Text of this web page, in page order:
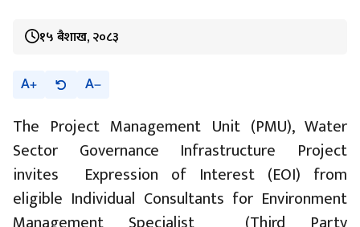
१५ बैशाख, २०८३
A A
The Project Management Unit (PMU), Water
Sector Governance Infrastructure Project
invites Expression of Interest (EOI) from
eligible Individual Consultants for Environment